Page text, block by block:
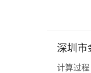
深圳市
计算过